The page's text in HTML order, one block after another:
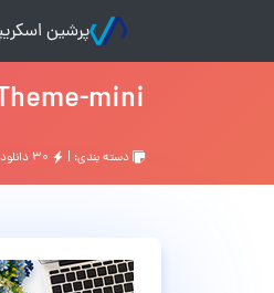
پرشین
mini
دسته بندی: |